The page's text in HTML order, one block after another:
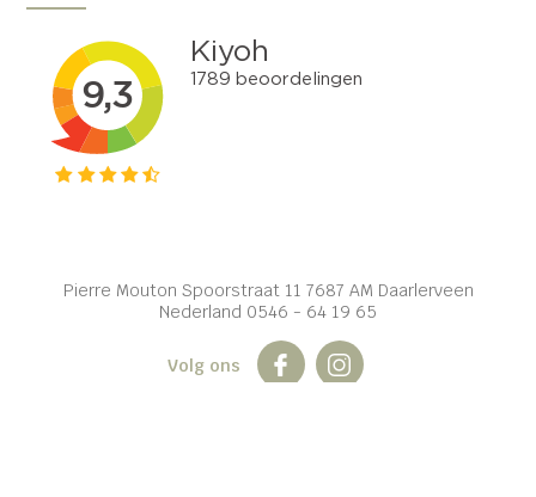
Pierre Mouton Spoorstraat 11 7687 AM Daarlerveen
Nederland 0546 - 64 19 65
Volg ons